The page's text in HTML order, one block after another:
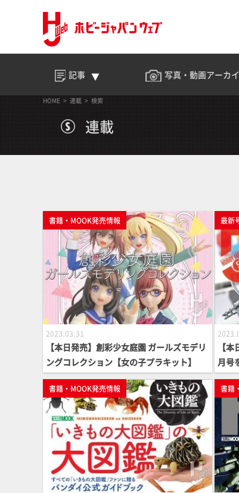
記事 写真・動画アーカ
HOME 連載 検索
連載
書籍・MOOK発売情報
2023.03.31
【本日発売】創彩少女庭園 ガールズモデリ
ングコレクション【女の子プラキット】
最新
【
月号
書籍・MOOK発売情報 書籍